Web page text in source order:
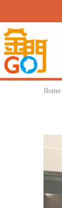
Home